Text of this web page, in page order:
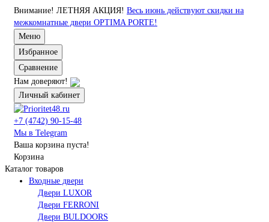
Внимание! ЛЕТНЯЯ АКЦИЯ! Весь июнь действуют скидки на
межкомнатные двери OPTIMA PORTE!
Меню
Избранное
Сравнение
Нам доверяют!
Личный кабинет
+7 (4742) 90-15-48
Мы в Telegram
Ваша корзина пуста!
Корзина
Каталог товаров
Входные двери
Двери LUXOR
Двери FERRONI
Двери BULDOORS